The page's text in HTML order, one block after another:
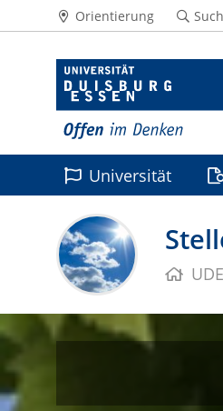
Orientierung
Universität
UDE